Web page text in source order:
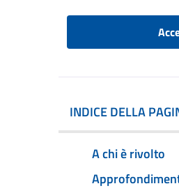
INDICE DELLA
A chi è rivolto